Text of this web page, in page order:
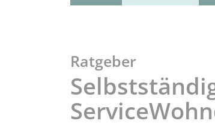
Ratgeber